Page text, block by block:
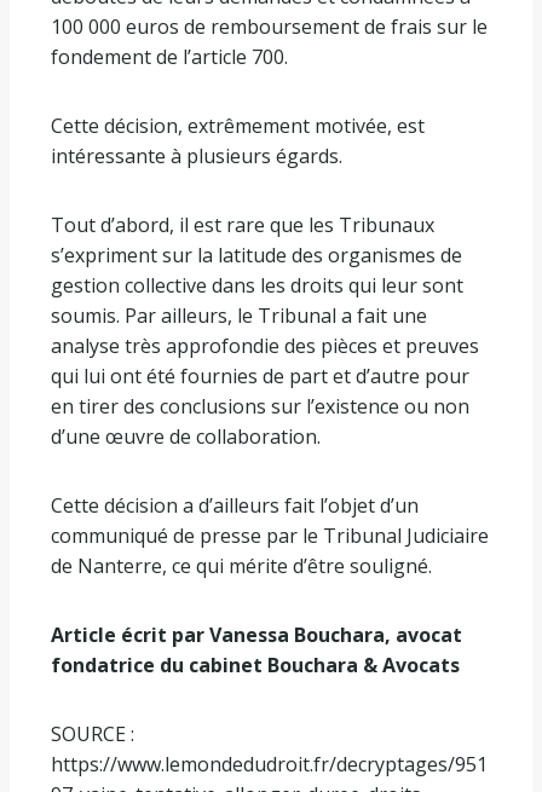
100 000 euros de remboursement de frais sur le
fondement de l’article 700.
Cette décision, extrêmement motivée, est
intéressante à plusieurs égards.
Tout d’abord, il est rare que les Tribunaux
s’expriment sur la latitude des organismes de
gestion collective dans les droits qui leur sont
soumis. Par ailleurs, le Tribunal a fait une
analyse très approfondie des pièces et preuves
qui lui ont été fournies de part et d’autre pour
en tirer des conclusions sur l’existence ou non
d’une œuvre de collaboration.
Cette décision a d’ailleurs fait l’objet d’un
communiqué de presse par le Tribunal Judiciaire
de Nanterre, ce qui mérite d’être souligné.
Article écrit par Vanessa Bouchara, avocat
fondatrice du cabinet Bouchara & Avocats
SOURCE :
https://www.lemondedudroit.fr/decryptages/951